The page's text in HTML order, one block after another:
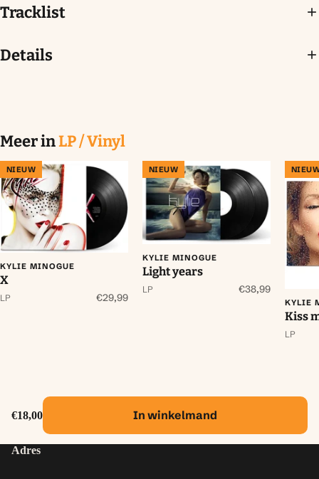
Tracklist
Details
Meer inLP / Vinyl
NIEUW
KYLIE MINOGUE
X
LP €29,99
NIEUW
KYLIE MINOGUE
Light years
LP €38,99
KYLIE
Kiss
LP
€18,00 In winkelmand
Adres